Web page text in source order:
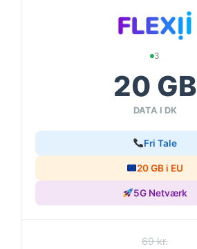
3
20 GB
DATA I DK
Fri Tale
20 GB i EU
5G Netværk
69 kr.